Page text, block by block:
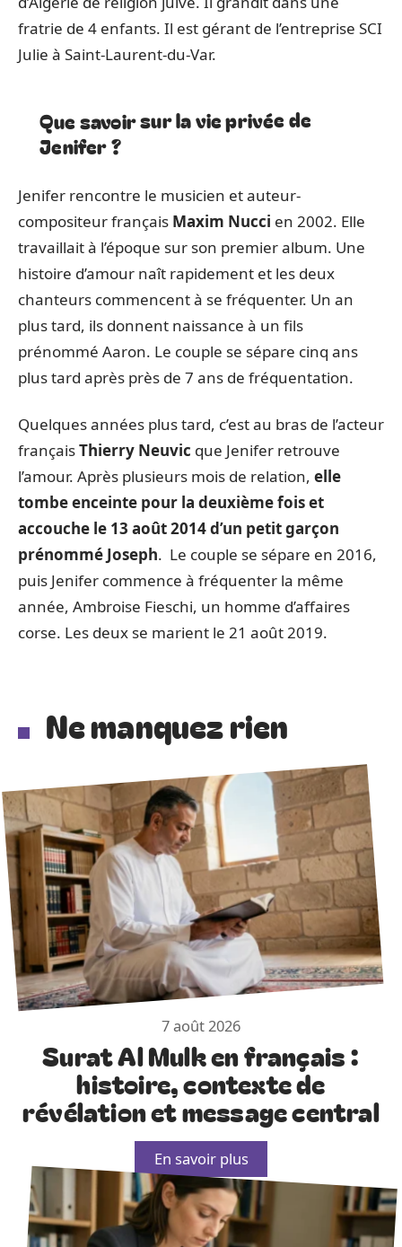
fratrie de 4 enfants. Il est gérant de l’entreprise SCI
Julie à Saint-Laurent-du-Var.
Que savoir sur la vie privée de
Jenifer ?
Jenifer rencontre le musicien et auteur-
compositeur français Maxim Nucci en 2002. Elle
travaillait à l’époque sur son premier album. Une
histoire d’amour naît rapidement et les deux
chanteurs commencent à se fréquenter. Un an
plus tard, ils donnent naissance à un fils
prénommé Aaron. Le couple se sépare cinq ans
plus tard après près de 7 ans de fréquentation.
Quelques années plus tard, c’est au bras de l’acteur
françaisThierry Neuvic que Jenifer retrouve
l’amour. Après plusieurs mois de relation, elle
tombe enceinte pour la deuxième fois et
accouche le 13 août 2014 d’un petit garçon
prénommé Joseph. Le couple se sépare en 2016,
puis Jenifer commence à fréquenter la même
année, Ambroise Fieschi, un homme d’affaires
corse. Les deux se marient le 21 août 2019.
Ne manquez rien
7 août 2026
Surat Al Mulk en français :
histoire, contexte de
révélation et message central
En savoir plus